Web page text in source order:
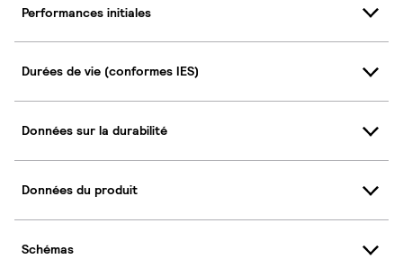
Performances initiales
Durées de vie (conformes IES)
Données sur la durabilité
Données du produit
Schémas